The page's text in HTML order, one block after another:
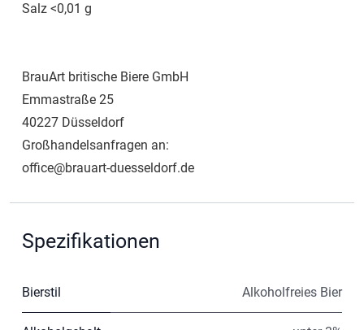
Salz <0,01 g
BrauArt britische Biere GmbH
Emmastraße 25
40227 Düsseldorf
Großhandelsanfragen an:
office@brauart-duesseldorf.de
Spezifikationen
Bierstil Alkoholfreies Bier